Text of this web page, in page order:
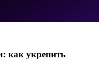
как укрепить